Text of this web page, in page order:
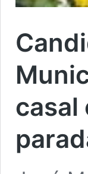
casal